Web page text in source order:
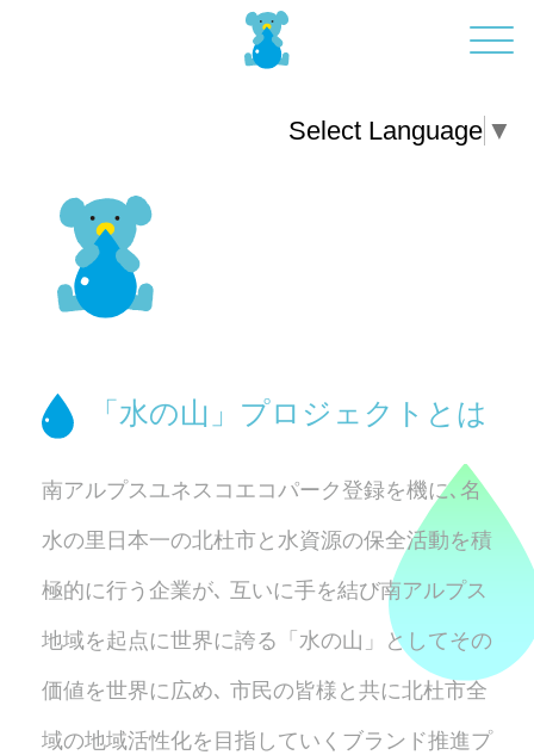
Select Language ▼
「水の山」プロジェクトとは
南アルプスユネスコエコパーク登録を機に､ 名
水の里日本一の北杜市と水資源の保全活動を積
極的に行う企業が､ 互いに手を結び南アルプス
地域を起点に世界に誇る「水の山」としてその
価値を世界に広め､ 市民の皆様と共に北杜市全
域の地域活性化を 目指していくブランド推進プ